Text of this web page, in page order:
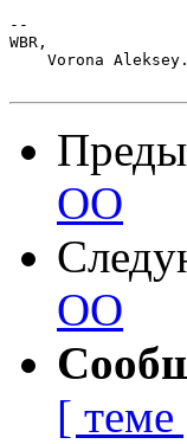
--
WBR,
    Vorona Aleksey.
ОО
ОО
[ теме